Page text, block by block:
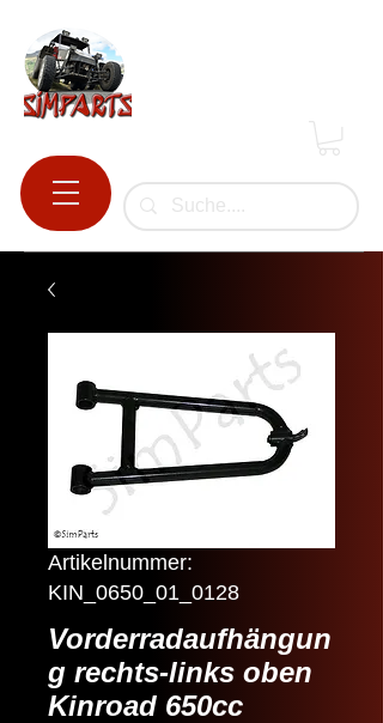
Artikelnummer:
KIN_0650_01_0128
Vorderradaufhängun
g rechts-links oben
Kinroad 650cc